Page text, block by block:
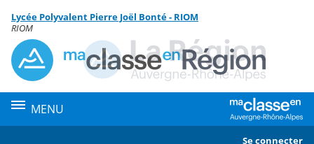
Menu de la rubrique
Contenu
Lycée Polyvalent Pierre Joël Bonté - RIOM
RIOM
MENU
Se connecter